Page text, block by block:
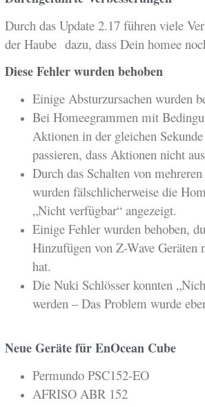
Durch das Update 2.17 führen viele
der Haube dazu, dass Dein homee
Diese Fehler wurden behoben
Einige Absturzursachen wurden
Bei Homeegrammen mit
Aktionen in der gleichen
passieren, dass Aktionen nicht
Durch das Schalten von
wurden fälschlicherweise die
„Nicht verfügbar“ angezeigt.
Einige Fehler wurden behoben,
Hinzufügen von Z-Wave
hat.
Die Nuki Schlösser konnten
werden – Das Problem wurde
Neue Geräte für EnOcean Cube
Permundo PSC152-EO
AFRISO ABR 152